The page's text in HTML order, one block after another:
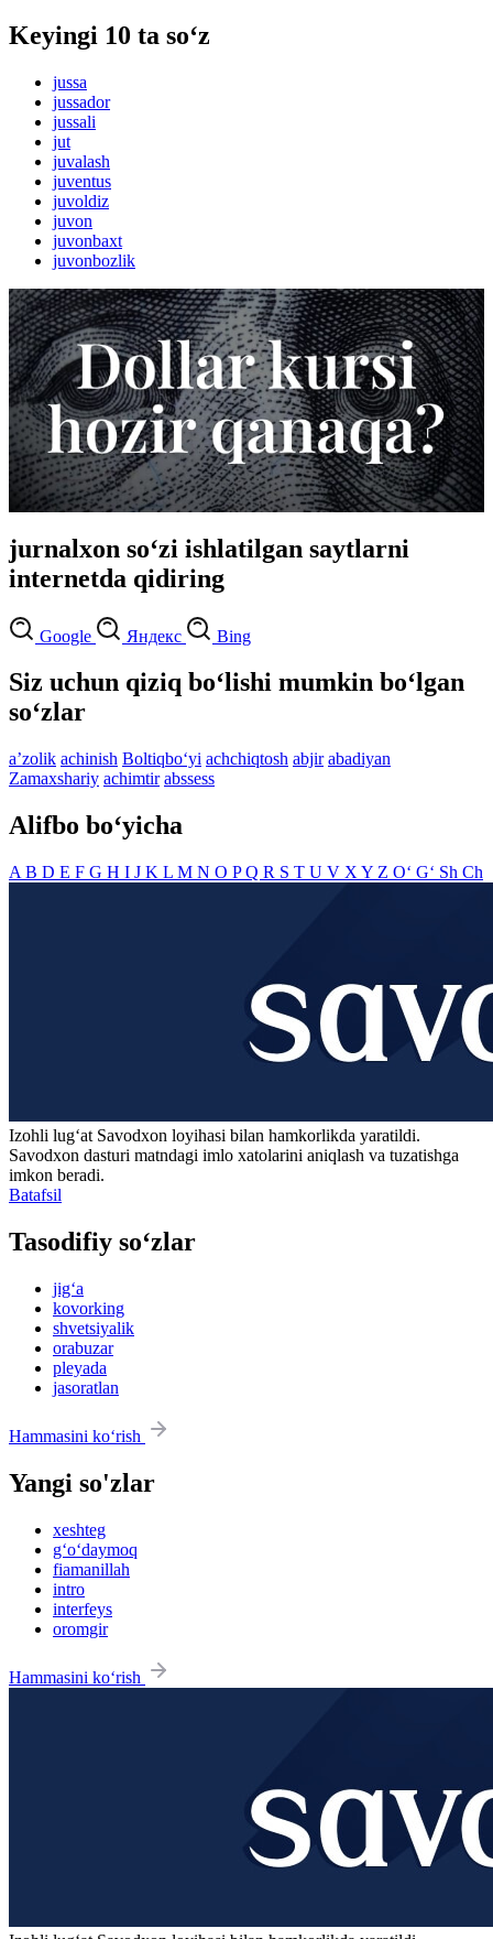
Keyingi 10 ta so‘z
jussa
jussador
jussali
jut
juvalash
juventus
juvoldiz
juvon
juvonbaxt
juvonbozlik
jurnalxon so‘zi ishlatilgan saytlarni
internetda qidiring
Google Яндекс Bing
Siz uchun qiziq bo‘lishi mumkin bo‘lgan
so‘zlar
aʼzolik achinish Boltiqbo‘yi achchiqtosh abjir abadiyan
Zamaxshariy achimtir abssess
Alifbo bo‘yicha
A B D E F G H I J K L M N O PQ R S T U V X Y Z O‘ G‘ Sh Ch
Izohli lugʻat Savodxon loyihasi bilan hamkorlikda yaratildi.
Savodxon dasturi matndagi imlo xatolarini aniqlash va tuzatishga
imkon beradi.
Batafsil
Tasodifiy so‘zlar
jig‘a
kovorking
shvetsiyalik
orabuzar
pleyada
jasoratlan
Hammasini ko‘rish
Yangi so'zlar
xeshteg
g‘o‘daymoq
fiamanillah
intro
interfeys
oromgir
Hammasini ko‘rish